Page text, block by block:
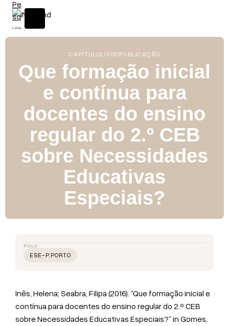
CAPÍTULOLIVROPUBLICAÇÃO
Que formação inicial
e contínua para
docentes do ensino
regular do 2.º CEB
sobre Necessidades
Educativas
Especiais?
POLO
ESE-P.PORTO
Inês, Helena; Seabra, Filipa (2016). “Que formação inicial e
contínua para docentes do ensino regular do 2.º CEB
sobre Necessidades Educativas Especiais?” in Gomes,